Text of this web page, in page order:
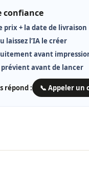
confiance
prix + la date de livraison
laissez l’IA le créer
avant
prévient avant de lancer
répond : 📞 Appeler un